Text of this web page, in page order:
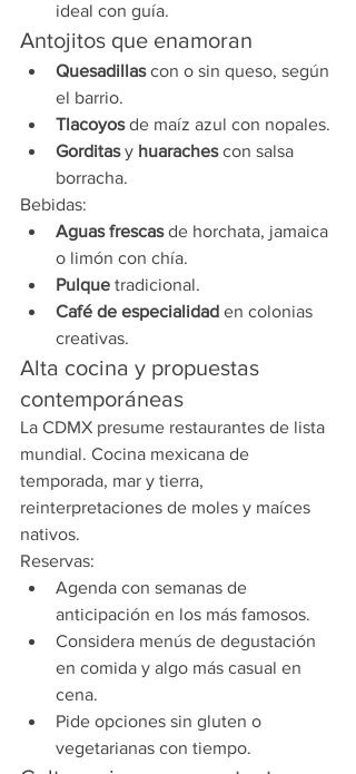
ideal con guía.
Antojitos que enamoran
Quesadillas con o sin queso, según
el barrio.
Tlacoyos de maíz azul con nopales.
Gorditas y huaraches con salsa
borracha.
Bebidas:
Aguas frescas de horchata, jamaica
o limón con chía.
Pulque tradicional.
Café de especialidad en colonias
creativas.
Alta cocina y propuestas
contemporáneas
La CDMX presume restaurantes de lista
mundial. Cocina mexicana de
temporada, mar y tierra,
reinterpretaciones de moles y maíces
nativos.
Reservas:
Agenda con semanas de
anticipación en los más famosos.
Considera menús de degustación
en comida y algo más casual en
cena.
Pide opciones sin gluten o
vegetarianas con tiempo.